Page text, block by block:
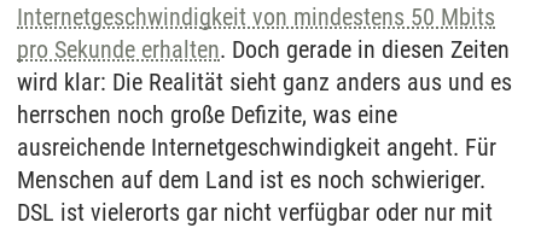
Internetgeschwindigkeit von mindestens 50 Mbits
pro Sekunde erhalten. Doch gerade in diesen Zeiten
wird klar: Die Realität sieht ganz anders aus und es
herrschen noch große Defizite, was eine
ausreichende Internetgeschwindigkeit angeht. Für
Menschen auf dem Land ist es noch schwieriger.
DSL ist vielerorts gar nicht verfügbar oder nur mit